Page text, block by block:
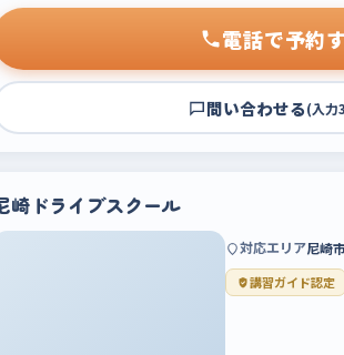
電話で予約
問い合わせる(入力
崎ドライブスクール
対応エリア尼崎
講習ガイド認定